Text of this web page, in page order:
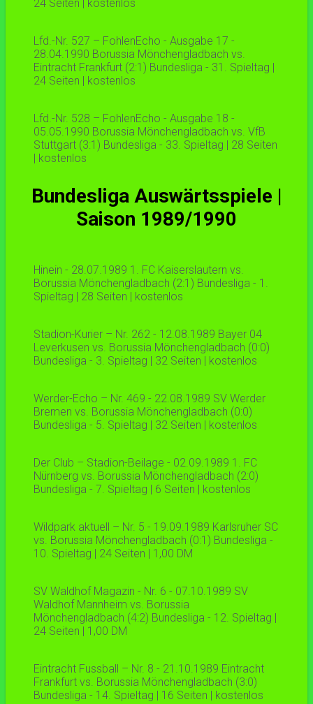
24 Seiten | kostenlos
Lfd.-Nr. 527 – FohlenEcho - Ausgabe 17 -
28.04.1990 Borussia Mönchengladbach vs.
Eintracht Frankfurt (2:1) Bundesliga - 31. Spieltag |
24 Seiten | kostenlos
Lfd.-Nr. 528 – FohlenEcho - Ausgabe 18 -
05.05.1990 Borussia Mönchengladbach vs. VfB
Stuttgart (3:1) Bundesliga - 33. Spieltag | 28 Seiten
| kostenlos
Bundesliga Auswärtsspiele |
Saison 1989/1990
Hinein - 28.07.1989 1. FC Kaiserslautern vs.
Borussia Mönchengladbach (2:1) Bundesliga - 1.
Spieltag | 28 Seiten | kostenlos
Stadion-Kurier – Nr. 262 - 12.08.1989 Bayer 04
Leverkusen vs. Borussia Mönchengladbach (0:0)
Bundesliga - 3. Spieltag | 32 Seiten | kostenlos
Werder-Echo – Nr. 469 - 22.08.1989 SV Werder
Bremen vs. Borussia Mönchengladbach (0:0)
Bundesliga - 5. Spieltag | 32 Seiten | kostenlos
Der Club – Stadion-Beilage - 02.09.1989 1. FC
Nürnberg vs. Borussia Mönchengladbach (2:0)
Bundesliga - 7. Spieltag | 6 Seiten | kostenlos
Wildpark aktuell – Nr. 5 - 19.09.1989 Karlsruher SC
vs. Borussia Mönchengladbach (0:1) Bundesliga -
10. Spieltag | 24 Seiten | 1,00 DM
SV Waldhof Magazin - Nr. 6 - 07.10.1989 SV
Waldhof Mannheim vs. Borussia
Mönchengladbach (4:2) Bundesliga - 12. Spieltag |
24 Seiten | 1,00 DM
Eintracht Fussball – Nr. 8 - 21.10.1989 Eintracht
Frankfurt vs. Borussia Mönchengladbach (3:0)
Bundesliga - 14. Spieltag | 16 Seiten | kostenlos